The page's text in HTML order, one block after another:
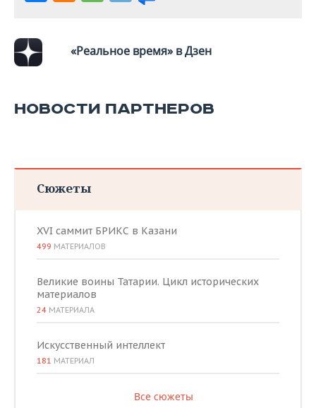
«Реальное время» в Дзен
НОВОСТИ ПАРТНЕРОВ
Сюжеты
XVI саммит БРИКС в Казани
499 МАТЕРИАЛОВ
Великие воины Татарии. Цикл исторических
материалов
24 МАТЕРИАЛА
Искусственный интеллект
181 МАТЕРИАЛ
Все сюжеты